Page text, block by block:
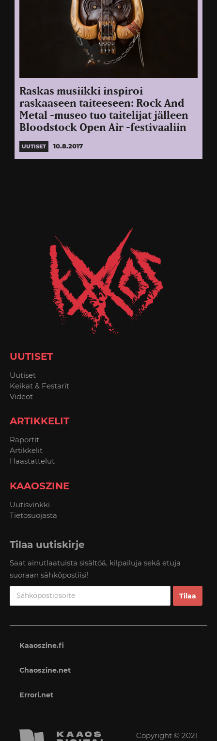
Raskas musiikki inspiroi
raskaaseen taiteeseen: Rock And
Metal -museo tuo taitelijat jälleen
Bloodstock Open Air -festivaaliin
UUTISET 10.8.2017
UUTISET
Uutiset
Keikat & Festarit
Videot
ARTIKKELIT
Raportit
Artikkelit
Haastattelut
KAAOSZINE
Uutisvinkki
Tietosuojasta
Tilaa uutiskirje
Saat ainutlaatuista sisältöä, kilpailuja sekä etuja
suoraan sähköpostiisi!
Kaaoszine.fi
Chaoszine.net
Errori.net
Copyright © 2021